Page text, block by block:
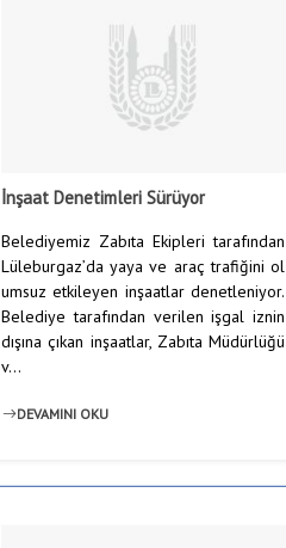
İnşaat Denetimleri Sürüyor
Belediyemiz Zabıta Ekipleri tarafından
Lüleburgaz’da yaya ve araç trafiğini ol
umsuz etkileyen inşaatlar denetleniyor.
Belediye tarafından verilen işgal iznin
dışına çıkan inşaatlar, Zabıta Müdürlüğü
v...
DEVAMINI OKU